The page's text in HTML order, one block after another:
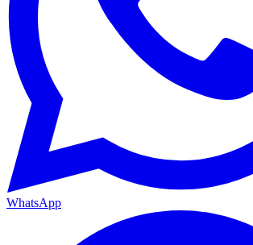
WhatsApp